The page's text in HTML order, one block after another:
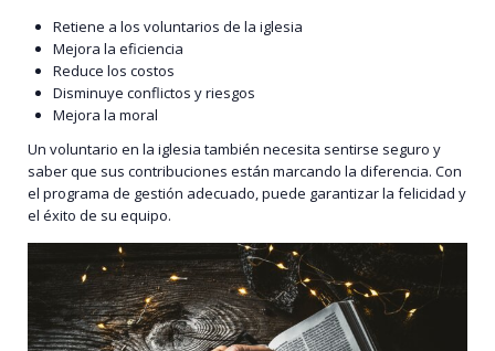
Retiene a los voluntarios de la iglesia
Mejora la eficiencia
Reduce los costos
Disminuye conflictos y riesgos
Mejora la moral
Un voluntario en la iglesia también necesita sentirse seguro y
saber que sus contribuciones están marcando la diferencia. Con
el programa de gestión adecuado, puede garantizar la felicidad y
el éxito de su equipo.